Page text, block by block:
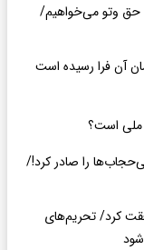
حق وتو می‌خواهیم/
آن فرا رسیده است
ملی است؟
را صادر کرد!/
کرد/ تحریم‌های